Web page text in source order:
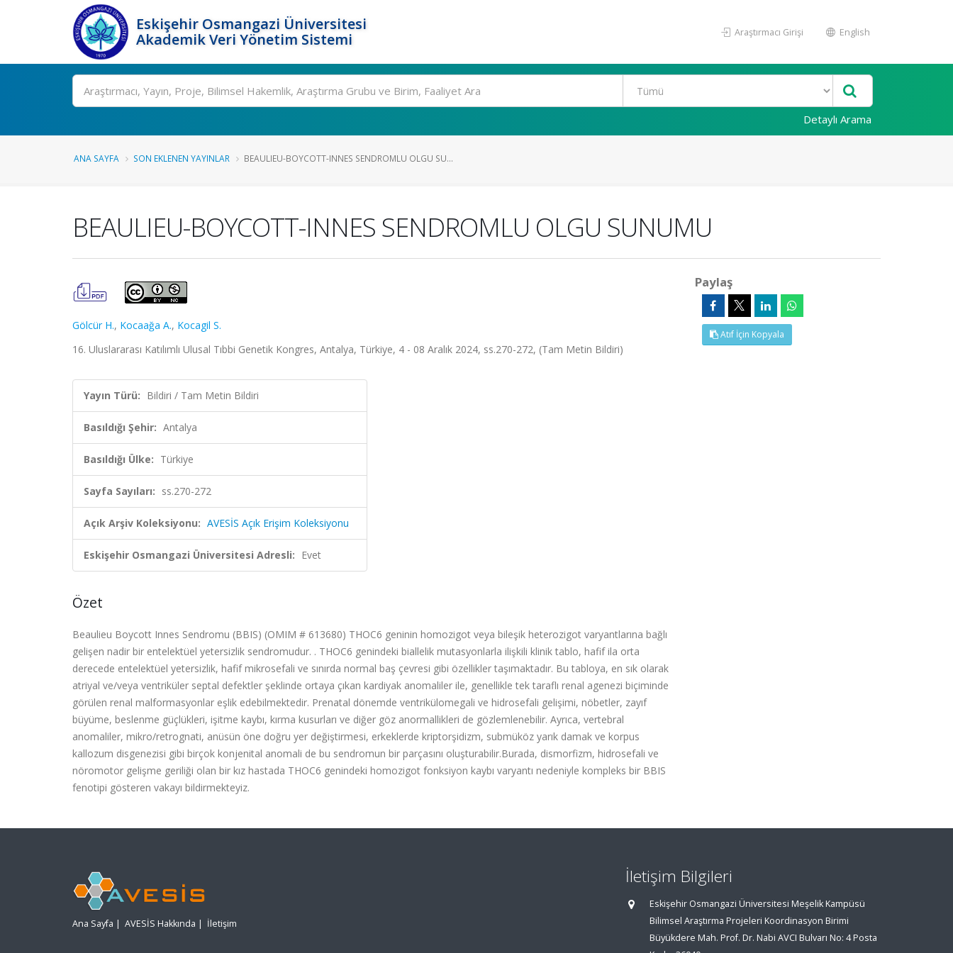
Eskişehir Osmangazi Üniversitesi
Akademik Veri Yönetim Sistemi
Araştırmacı Girişi English
Ara
Detaylı Arama
ANA SAYFA SON EKLENEN YAYINLAR BEAULIEU-BOYCOTT-INNES SENDROMLU OLGU SU...
BEAULIEU-BOYCOTT-INNES SENDROMLU OLGU SUNUMU
Gölcür H., Kocaağa A., Kocagil S.
16. Uluslararası Katılımlı Ulusal Tıbbi Genetik Kongres, Antalya, Türkiye, 4 - 08 Aralık 2024, ss.270-272, (Tam Metin Bildiri)
Yayın Türü: Bildiri / Tam Metin Bildiri
Basıldığı Şehir: Antalya
Basıldığı Ülke: Türkiye
Sayfa Sayıları: ss.270-272
Açık Arşiv Koleksiyonu: AVESİS Açık Erişim Koleksiyonu
Eskişehir Osmangazi Üniversitesi Adresli: Evet
Özet
Beaulieu Boycott Innes Sendromu (BBIS) (OMIM # 613680) THOC6 geninin homozigot veya bileşik heterozigot varyantlarına bağlı
gelişen nadir bir entelektüel yetersizlik sendromudur. . THOC6 genindeki biallelik mutasyonlarla ilişkili klinik tablo, hafif ila orta
derecede entelektüel yetersizlik, hafif mikrosefali ve sınırda normal baş çevresi gibi özellikler taşımaktadır. Bu tabloya, en sık olarak
atriyal ve/veya ventriküler septal defektler şeklinde ortaya çıkan kardiyak anomaliler ile, genellikle tek taraflı renal agenezi biçiminde
görülen renal malformasyonlar eşlik edebilmektedir. Prenatal dönemde ventrikülomegali ve hidrosefali gelişimi, nöbetler, zayıf
büyüme, beslenme güçlükleri, işitme kaybı, kırma kusurları ve diğer göz anormallikleri de gözlemlenebilir. Ayrıca, vertebral
anomaliler, mikro/retrognati, anüsün öne doğru yer değiştirmesi, erkeklerde kriptorşidizm, submüköz yarık damak ve korpus
kallozum disgenezisi gibi birçok konjenital anomali de bu sendromun bir parçasını oluşturabilir.Burada, dismorfizm, hidrosefali ve
nöromotor gelişme geriliği olan bir kız hastada THOC6 genindeki homozigot fonksiyon kaybı varyantı nedeniyle kompleks bir BBIS
fenotipi gösteren vakayı bildirmekteyiz.
Paylaş
Atıf İçin Kopyala
Ana Sayfa | AVESİS Hakkında | İletişim
İletişim Bilgileri
Eskişehir Osmangazi Üniversitesi Meşelik Kampüsü
Bilimsel Araştırma Projeleri Koordinasyon Birimi
Büyükdere Mah. Prof. Dr. Nabi AVCI Bulvarı No: 4 Posta